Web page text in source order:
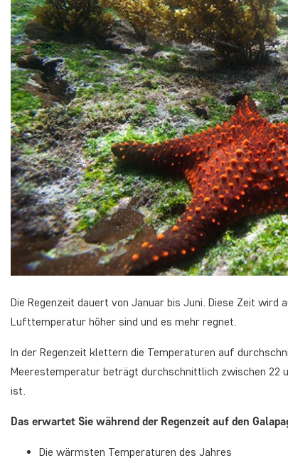
Die Regenzeit dauert von Januar bis Juni. Diese Zeit wird
Lufttemperatur höher sind und es mehr regnet.
In der Regenzeit klettern die Temperaturen auf
Meerestemperatur beträgt durchschnittlich zwischen 22
ist.
Das erwartet Sie während der Regenzeit auf den
Die wärmsten Temperaturen des Jahres